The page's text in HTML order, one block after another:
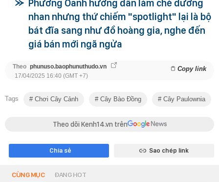
Phương Oanh hướng dẫn làm chè dưỡng
nhan nhưng thứ chiếm "spotlight" lại là bộ
bát đĩa sang như đồ hoàng gia, nghe đến
giá bán mới ngã ngửa
Theo phunuso.baophunuthudo.vn Copy link
17/04/2025 16:40 (GMT +7)
Tags Chơi Cây Cảnh Cây Bào Đồng Cây Paulownia
Theo dõi Kenh14.vn trên
Chia sẻ Sao chép link
CÙNG MỤC ĐANG HOT